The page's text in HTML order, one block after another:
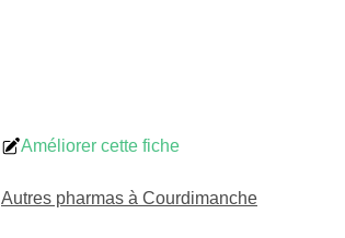
Améliorer cette fiche
Autres pharmas à Courdimanche